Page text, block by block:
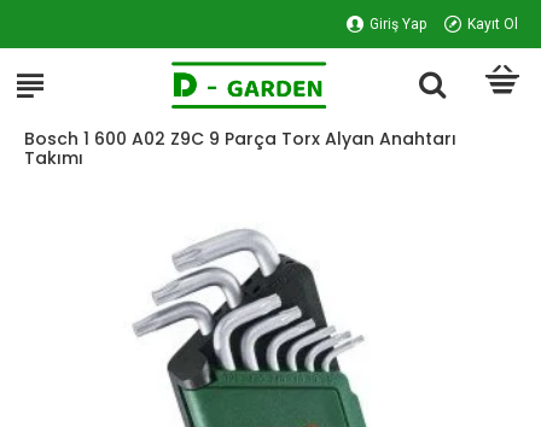
Giriş Yap Kayıt Ol
Bosch 1 600 A02 Z9C 9 Parça Torx Alyan Anahtarı
Takımı